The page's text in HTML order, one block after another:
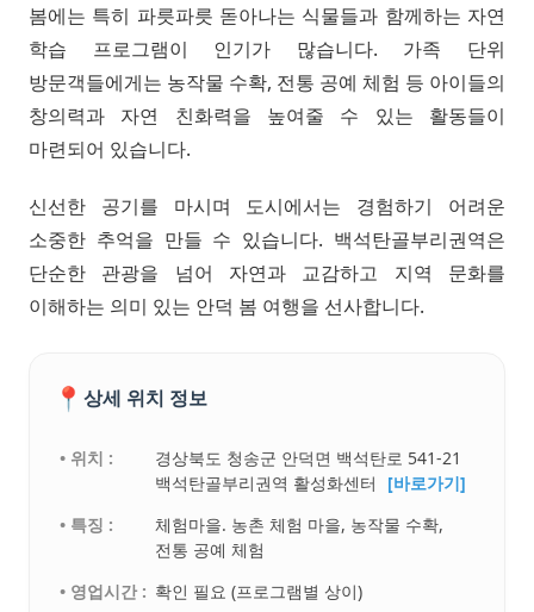
봄에는 특히 파릇파릇 돋아나는 식물들과 함께하는 자연
학습 프로그램이 인기가 많습니다. 가족 단위
방문객들에게는 농작물 수확, 전통 공예 체험 등 아이들의
창의력과 자연 친화력을 높여줄 수 있는 활동들이
마련되어 있습니다.
신선한 공기를 마시며 도시에서는 경험하기 어려운
소중한 추억을 만들 수 있습니다. 백석탄골부리권역은
단순한 관광을 넘어 자연과 교감하고 지역 문화를
이해하는 의미 있는 안덕 봄 여행을 선사합니다.
📍 상세 위치 정보
• 위치 :
경상북도 청송군 안덕면 백석탄로 541-21
백석탄골부리권역 활성화센터
[바로가기]
• 특징 :
체험마을. 농촌 체험 마을, 농작물 수확,
전통 공예 체험
• 영업시간 : 확인 필요 (프로그램별 상이)